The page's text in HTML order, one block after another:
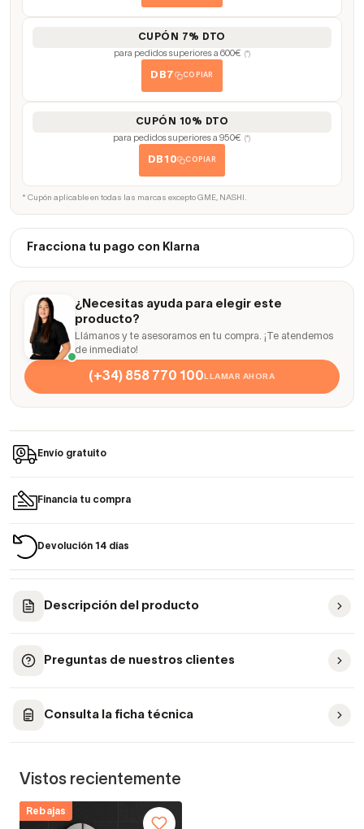
CUPÓN 7% DTO
para pedidos superiores a 600€ (*)
DB7 COPIAR
CUPÓN 10% DTO
para pedidos superiores a 950€ (*)
DB10 COPIAR
* Cupón aplicable en todas las marcas excepto GME, NASHI.
Fracciona tu pago con Klarna
¿Necesitas ayuda para elegir este
producto?
Llámanos y te asesoramos en tu compra. ¡Te atendemos
de inmediato!
(+34) 858 770 100LLAMAR AHORA
Envío gratuito
Financia tu compra
Devolución 14 días
Descripción del producto
Preguntas de nuestros clientes
Consulta la ficha técnica
Vistos recientemente
Rebajas